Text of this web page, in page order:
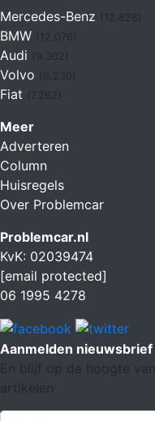
Mercedes-Benz
BMW (12.076)
Audi
Volvo
Fiat (7.262)
Meer
Adverteren
Column
Huisregels
Over Problemcar
Problemcar.nl
KvK: 02039474
[email protected]
06 1995 4278
Aanmelden nieuwsbrief
En blijf op de hoogte
artikelen